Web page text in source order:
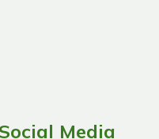
Social Media